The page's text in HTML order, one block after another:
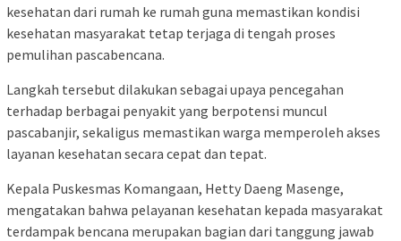
kesehatan dari rumah ke rumah guna memastikan kondisi
kesehatan masyarakat tetap terjaga di tengah proses
pemulihan pascabencana.
Langkah tersebut dilakukan sebagai upaya pencegahan
terhadap berbagai penyakit yang berpotensi muncul
pascabanjir, sekaligus memastikan warga memperoleh akses
layanan kesehatan secara cepat dan tepat.
Kepala Puskesmas Komangaan, Hetty Daeng Masenge,
mengatakan bahwa pelayanan kesehatan kepada masyarakat
terdampak bencana merupakan bagian dari tanggung jawab